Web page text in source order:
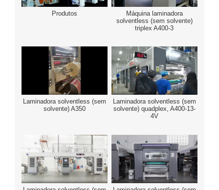
Produtos
Máquina laminadora
solventless (sem solvente)
triplex A400-3
Laminadora solventless (sem
solvente) A350
Laminadora solventless (sem
solvente) quadplex, A400-13-
4V